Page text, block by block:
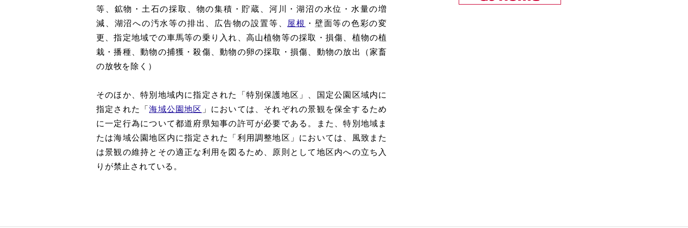
等、鉱物・土石の採取、物の集積・貯蔵、河川・湖沼の水位・水量の増
減、湖沼への汚水等の排出、広告物の設置等、 屋根 ・壁面等の色彩の変
更、指定地域での車馬等の乗り入れ、高山植物等の採取・損傷、植物の植
栽・播種、動物の捕獲・殺傷、動物の卵の採取・損傷、動物の放出（家畜
の放牧を除く）
そのほか、特別地域内に指定された「特別保護地区」、国定公園区域内に
指定された「海域公園地区 」においては、それぞれの景観を保全するため
に一定行為について都道府県知事の許可が必要である。また、特別地域ま
たは海域公園地区内に指定された「利用調整地区」においては、風致また
は景観の維持とその適正な利用を図るため、原則として地区内への立ち入
りが禁止されている。